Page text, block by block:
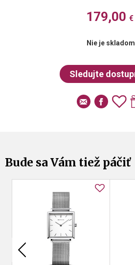
179,00 €
Nie je skladom
Bude sa Vám tiež páčiť